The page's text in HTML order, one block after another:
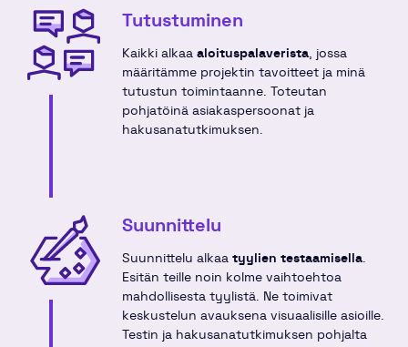
Tutustuminen
Kaikki alkaaaloituspalaverista, jossa
määritämme projektin tavoitteet ja minä
tutustun toimintaanne. Toteutan
pohjatöinä asiakaspersoonat ja
hakusanatutkimuksen.
Suunnittelu
Suunnittelu alkaatyylien testaamisella.
Esitän teille noin kolme vaihtoehtoa
mahdollisesta tyylistä. Ne toimivat
keskustelun avauksena visuaalisille asioille.
Testin ja hakusanatutkimuksen pohjalta